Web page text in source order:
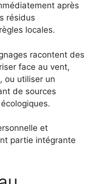
après
résidus
locales.
racontent des
face au vent,
ou utiliser un
de sources
et
partie intégrante